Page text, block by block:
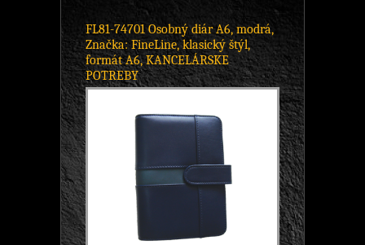
FL81-74701 Osobný diár A6, modrá,
Značka: FineLine, klasický štýl,
formát A6, KANCELÁRSKE
POTREBY